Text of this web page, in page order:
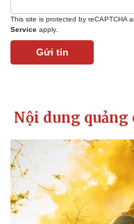
This site is protected by reCAPTCHA
Service apply.
Gửi tin